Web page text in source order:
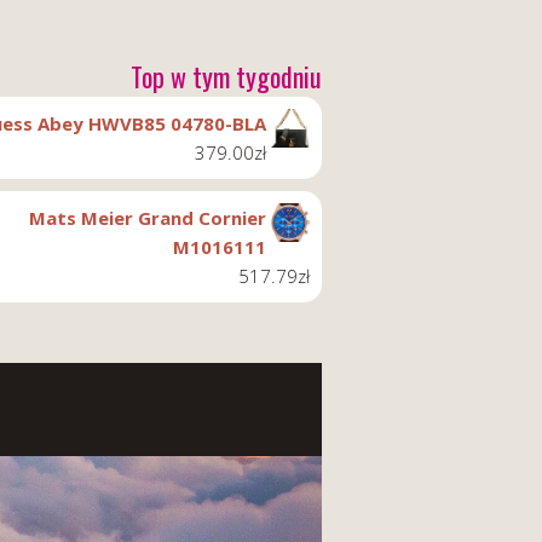
Top w tym tygodniu
Abey HWVB85 04780-BLA
379.00zł
Mats Meier Grand Cornier
M1016111
517.79zł